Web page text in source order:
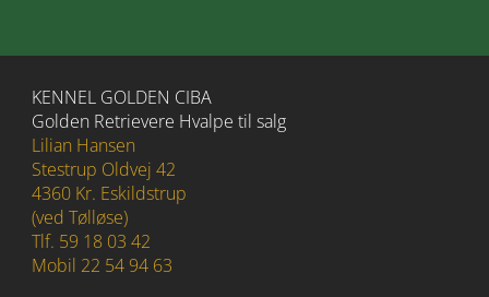
KENNEL GOLDEN CIBA
Golden Retrievere Hvalpe til salg
Lilian Hansen
Stestrup Oldvej 42
4360 Kr. Eskildstrup
(ved Tølløse)
Tlf. 59 18 03 42
Mobil 22 54 94 63